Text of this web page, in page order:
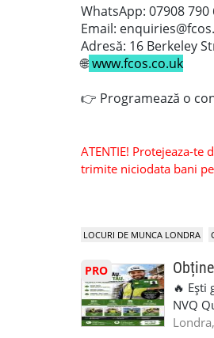
WhatsApp: 07908 790
Email:
Adresă: 16 Berkeley
🌐www.fcos.co.uk
👉 Programează o
ATENTIE! Protejeaza-
trimite niciodata bani
LOCURI DE MUNCA LONDRA
PRO
🔥 Ești
NVQ